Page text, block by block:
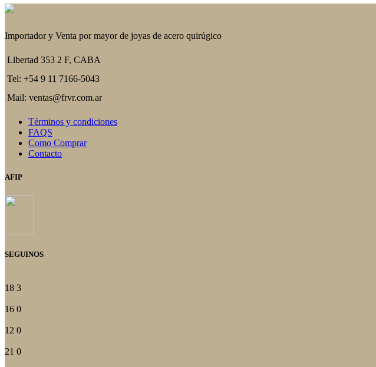
Importador y Venta por mayor de joyas de acero quirúgico
Libertad 353 2 F, CABA
Tel: +54 9 11 7166-5043
Mail: ventas@frvr.com.ar
Términos y condiciones
FAQS
Como Comprar
Contacto
AFIP
SEGUINOS
18 3
16 0
12 0
21 0